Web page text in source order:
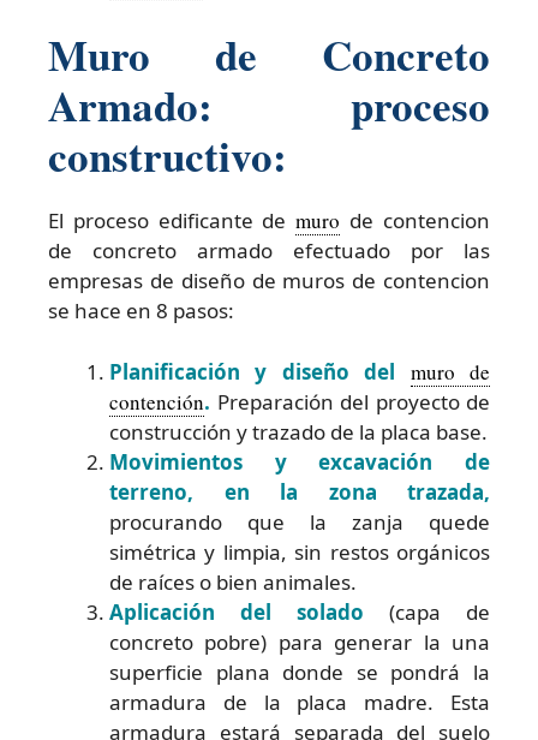
Muro de Concreto
Armado: proceso
constructivo:
El proceso edificante demuro de contencion
de concreto armado efectuado por las
empresas de diseño de muros de contencion
se hace en 8 pasos:
Planificación y diseño del muro de
contención. Preparación del proyecto de
construcción y trazado de la placa base.
Movimientos y excavación de
terreno, en la zona trazada,
procurando que la zanja quede
simétrica y limpia, sin restos orgánicos
de raíces o bien animales.
Aplicación del solado (capa de
concreto pobre) para generar la una
superficie plana donde se pondrá la
armadura de la placa madre. Esta
armadura estará separada del suelo